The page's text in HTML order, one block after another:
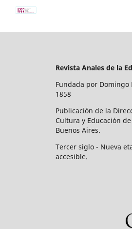
Revista Anales de la
Fundada por Domingo
1858
Publicación de la
Cultura y Educación
Buenos Aires.
Tercer siglo - Nueva
accesible.